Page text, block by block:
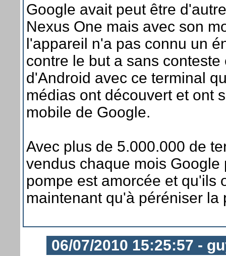
Google avait peut être
Nexus One mais avec son
l'appareil n'a pas connu un
contre le but a sans
d'Android avec ce terminal
médias ont découvert et ont
mobile de Google.
Avec plus de 5.000.000 de
vendus chaque mois
pompe est amorcée et qu'ils
maintenant qu'à péréniser la
06/07/2010 15:25:57 -